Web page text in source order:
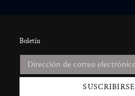
Boletín
SUSCRIBIRSE